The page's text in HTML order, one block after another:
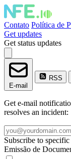
Contato Política de
Get updates
Get status updates
E-mail
RSS
Get e-mail
resolves an incident:
Subscribe to
Emissão de